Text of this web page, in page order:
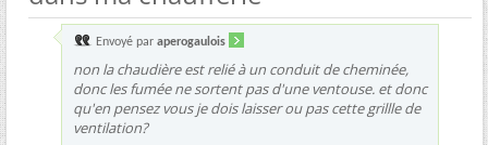
Envoyé par aperogaulois
non la chaudière est relié à un conduit de cheminée,
donc les fumée ne sortent pas d'une ventouse. et donc
qu'en pensez vous je dois laisser ou pas cette grillle de
ventilation?